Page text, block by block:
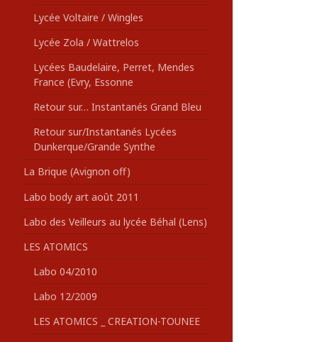
Lycée Voltaire / Wingles
Lycée Zola / Wattrelos
Lycées Baudelaire, Perret, Mendes
France (Evry, Essonne
Retour sur… Instantanés Grand Bleu
Retour sur/Instantanés Lycées
Dunkerque/Grande Synthe
La Brique (Avignon off)
Labo body art août 2011
Labo des Veilleurs au lycée Béhal (Lens)
LES ATOMICS
Labo 04/2010
Labo 12/2009
LES ATOMICS _ CREATION-TOUNEE